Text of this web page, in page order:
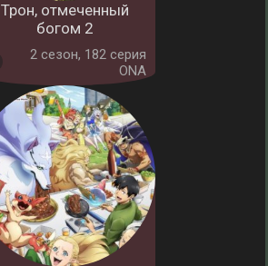
Трон, отмеченный
богом 2
2 cезон, 182 серия
ONA